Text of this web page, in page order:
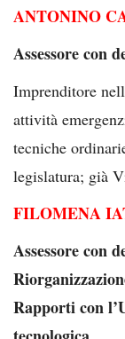
ANTONINO
Assessore con
Imprenditore
attività
tecniche
legislatura; già
FILOMENA
Assessore con
Rapporti con